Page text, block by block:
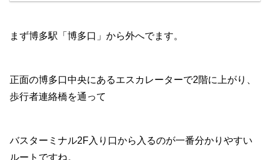
まず博多駅「博多口」から外へでます。
正面の博多口中央にあるエスカレーターで2階に上がり、
歩行者連絡橋を通って
バスターミナル2F入り口から入るのが一番分かりやすい
ルートですね。